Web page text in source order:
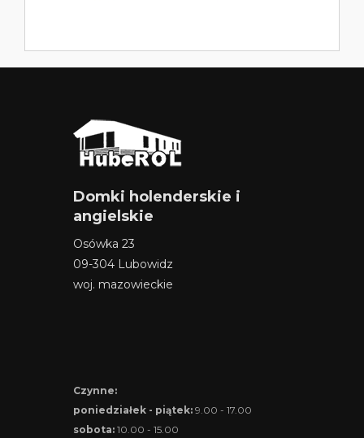
Domki holenderskie i
angielskie
Osówka 23
09-304 Lubowidz
woj. mazowieckie
Czynne:
poniedziałek - piątek: 9.00 - 17.00
sobota: 10.00 - 15.00